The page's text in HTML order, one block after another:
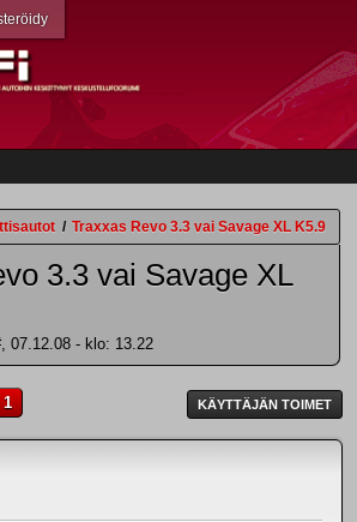
/ Traxxas Revo 3.3 vai Savage XL K5.9
3.3 vai Savage XL
07.12.08 - klo: 13.22
1 KÄYTTÄJÄN TOIMET